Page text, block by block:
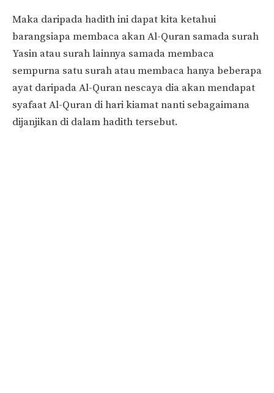
Maka daripada hadith ini dapat kita ketahui
barangsiapa membaca akan Al-Quran samada surah
Yasin atau surah lainnya samada membaca
sempurna satu surah atau membaca hanya beberapa
ayat daripada Al-Quran nescaya dia akan mendapat
syafaat Al-Quran di hari kiamat nanti sebagaimana
dijanjikan di dalam hadith tersebut.